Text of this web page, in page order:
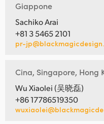
Giappone
Sachiko Arai
+81 3 5465 2101
pr-
Cina, Singapore, Hong
Wu Xiaolei (吴晓磊)
+86 17786519350